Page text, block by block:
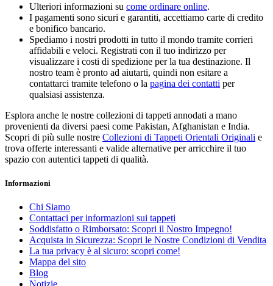
Ulteriori informazioni su come ordinare online.
I pagamenti sono sicuri e garantiti, accettiamo carte di credito
e bonifico bancario.
Spediamo i nostri prodotti in tutto il mondo tramite corrieri
affidabili e veloci. Registrati con il tuo indirizzo per
visualizzare i costi di spedizione per la tua destinazione. Il
nostro team è pronto ad aiutarti, quindi non esitare a
contattarci tramite telefono o la pagina dei contatti per
qualsiasi assistenza.
Esplora anche le nostre collezioni di tappeti annodati a mano
provenienti da diversi paesi come Pakistan, Afghanistan e India.
Scopri di più sulle nostre Collezioni di Tappeti Orientali Originali e
trova offerte interessanti e valide alternative per arricchire il tuo
spazio con autentici tappeti di qualità.
Prezzo
€
Produttori
Visualizza i prodotti a114
Informazioni
Chi Siamo
Contattaci per informazioni sui tappeti
Soddisfatto o Rimborsato: Scopri il Nostro Impegno!
Acquista in Sicurezza: Scopri le Nostre Condizioni di Vendita
La tua privacy è al sicuro: scopri come!
Mappa del sito
Blog